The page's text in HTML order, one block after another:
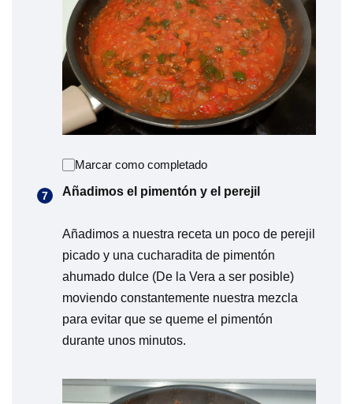
Marcar como completado
Añadimos el pimentón y el perejil
Añadimos a nuestra receta un poco de perejil
picado y una cucharadita de pimentón
ahumado dulce (De la Vera a ser posible)
moviendo constantemente nuestra mezcla
para evitar que se queme el pimentón
durante unos minutos.